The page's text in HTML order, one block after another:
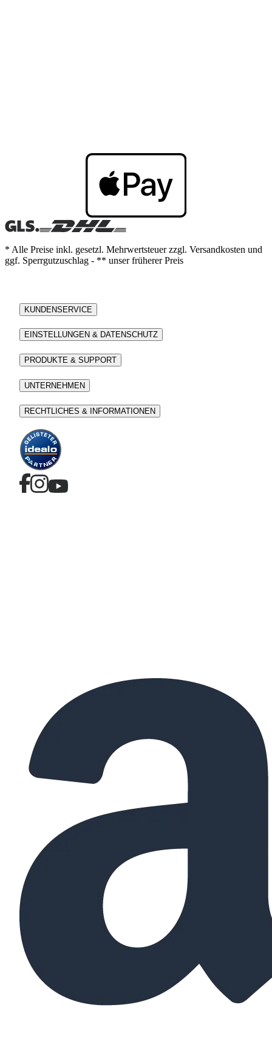
* Alle Preise inkl. gesetzl. Mehrwertsteuer zzgl. Versandkosten und
ggf. Sperrgutzuschlag - ** unser früherer Preis
KUNDENSERVICE
EINSTELLUNGEN & DATENSCHUTZ
PRODUKTE & SUPPORT
UNTERNEHMEN
RECHTLICHES & INFORMATIONEN